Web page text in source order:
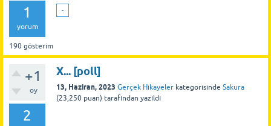
1
yorum
190 gösterim
-
+1
oy
2
X... [poll]
13, Haziran, 2023 Gerçek Hikayeler kategorisinde Sakura
(23,250 puan) tarafından yazıldı